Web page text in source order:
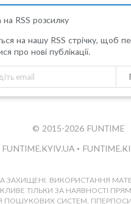
на RSS розсилку
на нашу RSS стрічку, щоб
про нові публікації.
© 2015-2026 FUNTIME
FUNTIME.KYIV.UA •
ЗАХИЩЕНІ. ВИКОРИСТАННЯ
ТІЛЬКИ ЗА НАЯВНОСТІ
ПОШУКОВИХ СИСТЕМ,